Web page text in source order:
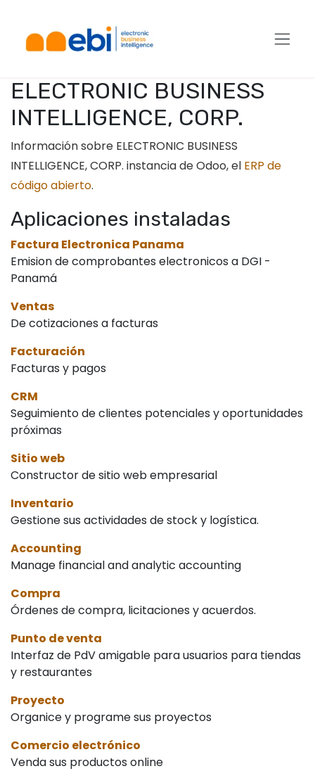
ELECTRONIC BUSINESS
INTELLIGENCE, CORP.
Información sobre ELECTRONIC BUSINESS
INTELLIGENCE, CORP. instancia de Odoo, el ERP de
código abierto.
Aplicaciones instaladas
Factura Electronica Panama
Emision de comprobantes electronicos a DGI -
Panamá
Ventas
De cotizaciones a facturas
Facturación
Facturas y pagos
CRM
Seguimiento de clientes potenciales y oportunidades
próximas
Sitio web
Constructor de sitio web empresarial
Inventario
Gestione sus actividades de stock y logística.
Accounting
Manage financial and analytic accounting
Compra
Órdenes de compra, licitaciones y acuerdos.
Punto de venta
Interfaz de PdV amigable para usuarios para tiendas
y restaurantes
Proyecto
Organice y programe sus proyectos
Comercio electrónico
Venda sus productos online